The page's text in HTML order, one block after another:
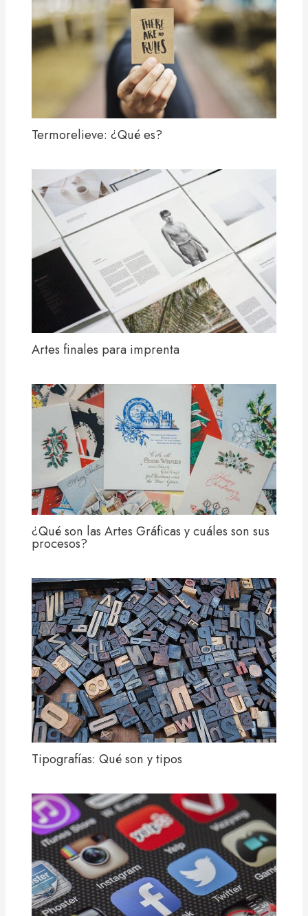
Termorelieve: ¿Qué es?
Artes finales para imprenta
¿Qué son las Artes Gráficas y cuáles son sus
procesos?
Tipografías: Qué son y tipos